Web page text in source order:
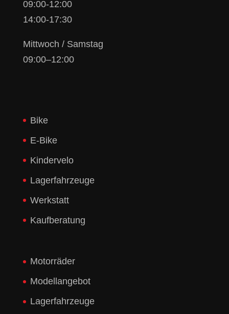
09:00-12:00
14:00-17:30
Mittwoch / Samstag
09:00–12:00
Bike
E-Bike
Kindervelo
Lagerfahrzeuge
Werkstatt
Kaufberatung
Motorräder
Modellangebot
Lagerfahrzeuge